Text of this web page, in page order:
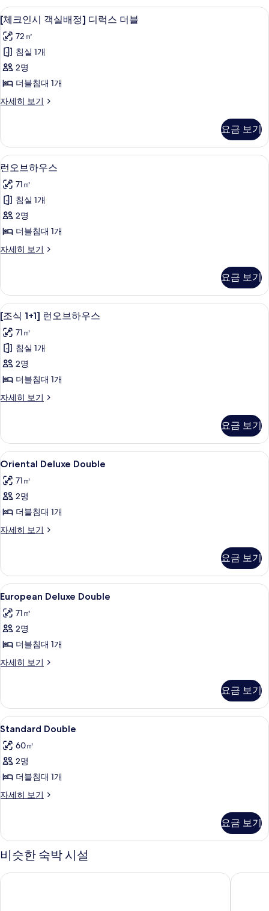
모
두
보
기
블
룸
자
세
히
보
기
[체
크
인
시
객
배
디
럭
스
더
블
사
진
모
기
9
[체크인시 객실배정] 디럭스 더블
72㎡
침실 1개
2명
더블침대 1개
자세히 보기
[체
객
실
배
디
럭
스
더
블
세
요금 보기
런
오
브
하
우
사
모
두
보
기
1 개의 침실, 고급 침구, 책상, 노트북 작
8
런오브하우스
71㎡
침실 1개
2명
더블침대 1개
자세히 보기
런
우
스
자
세
히
보
기
요금 보기
[조
식
1+1]
런
오
브
하
스
사
진
모
두
보
기
1 개의 침실, 고급 침구, 책상, 노트북 작
8
[조식 1+1] 런오브하우스
71㎡
침실 1개
2명
더블침대 1개
자세히 보기
[조
오
브
하
스
자
히
보
기
요금 보기
Oriental
Deluxe
Double
사
진
모
기
1 개의 침실, 고급 침구, 책상, 노트북 작
3
Oriental Deluxe Double
71㎡
2명
더블침대 1개
자세히 보기
Oriental
세
히
보
요금 보기
European
Deluxe
Double
사
진
모
기
1 개의 침실, 고급 침구, 책상, 노트북 작
2
European Deluxe Double
71㎡
2명
더블침대 1개
자세히 보기
European
세
히
보
요금 보기
Standard
Double
사
진
모
두
1 개의 침실, 고급 침구, 책상, 노트북 작
3
Standard Double
60㎡
2명
더블침대 1개
자세히 보기
Standard
히
보
기
요금 보기
비슷한 숙박 시설
신신호텔 천지연 엠스테